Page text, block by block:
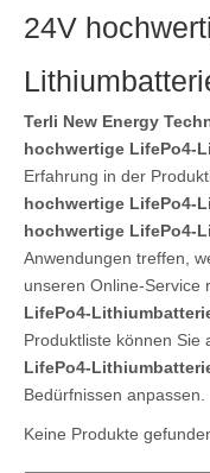
24V
Terli New Energy
hochwertige LifePo4-
Erfahrung in der
hochwertige LifePo4-
hochwertige LifePo4-
Anwendungen treffen,
unseren Online-Service
LifePo4-
Produktliste können Sie
LifePo4-
Bedürfnissen anpassen.
Keine Produkte